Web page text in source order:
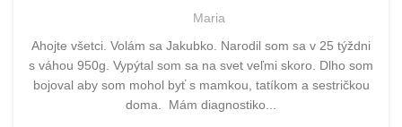
Maria
Ahojte všetci. Volám sa Jakubko. Narodil som sa v 25 týždni
s váhou 950g. Vypýtal som sa na svet veľmi skoro. Dlho som
bojoval aby som mohol byť s mamkou, tatíkom a sestričkou
doma. Mám diagnostiko...